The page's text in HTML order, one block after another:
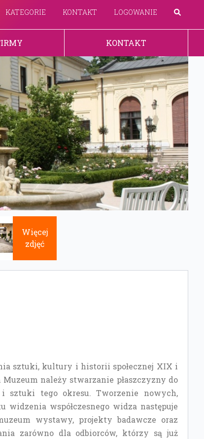
KATEGORIE KONTAKT LOGOWANIE
KONTAKT
Więcej
zdjęć
sztuki, kultury i historii społecznej XIX i
należy stwarzanie płaszczyzny do
tego okresu. Tworzenie nowych,
współczesnego widza następuje
wystawy, projekty badawcze oraz
zarówno dla odbiorców, którzy są już